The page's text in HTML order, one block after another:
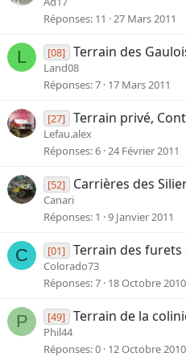
Réponses 11 27 Mars 2011
L [08] Terrain des
Land08
Réponses 7 17 Mars 2011
[27] Terrain privé,
Lefau.alex
Réponses 6 24 Février 2011
[52] Carrières des
Canari
Réponses 1 9 Janvier 2011
C [01] Terrain des furets
Colorado73
Réponses 7 18 Octobre 2010
P [49] Terrain de la
Phil44
Réponses 0 12 Octobre 2010